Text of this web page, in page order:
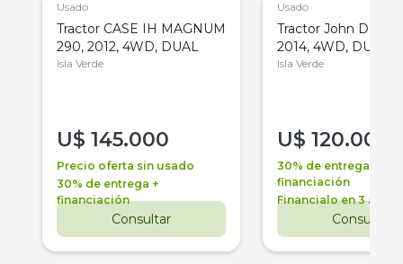
Usado
Tractor CASE IH MAGNUM
290, 2012, 4WD, DUAL
Isla Verde
U$ 145.000
Precio oferta sin usado
30% de entrega +
financiación
Consultar
Usado
Tractor John Deere
2014, 4WD, DUAL
Isla Verde
U$ 120.000
30% de entrega +
financiación
Financialo en 3 años
Consultar